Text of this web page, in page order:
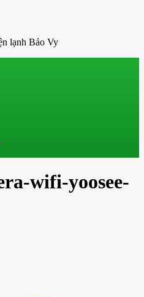
lạnh Bảo Vy
wifi-yoosee-